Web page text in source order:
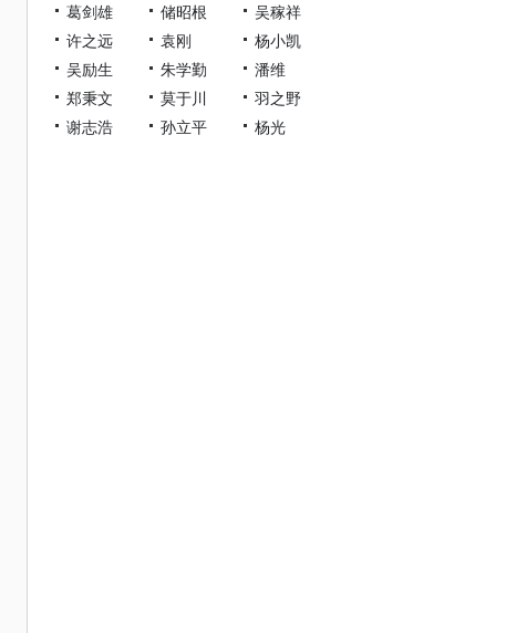
葛剑雄
储昭根
吴稼祥
许之远
袁刚
杨小凯
吴励生
朱学勤
潘维
郑秉文
莫于川
羽之野
谢志浩
孙立平 杨光